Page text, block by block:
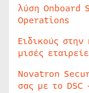
λύση
Operations
Ειδικούς
μισές
Novatron
σας με το DSC